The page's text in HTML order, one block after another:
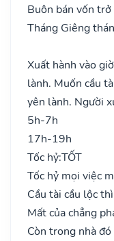
Buôn bán vốn
Tháng Giêng
Xuất hành vào
lành. Muốn cầu
yên lành. Người
5h-7h
17h-19h
Tốc hỷ:TỐT
Tốc hỷ mọi việc
Cầu tài cầu lộc
Mất của chẳng
Còn trong nhà